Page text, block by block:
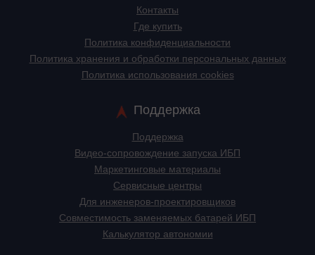
Контакты
Где купить
Политика конфиденциальности
Политика хранения и обработки персональных данных
Политика использования cookies
Поддержка
Поддержка
Видео-сопровождение запуска ИБП
Маркетинговые материалы
Сервисные центры
Для инженеров-проектировщиков
Cовместимость заменяемых батарей ИБП
Калькулятор автономии